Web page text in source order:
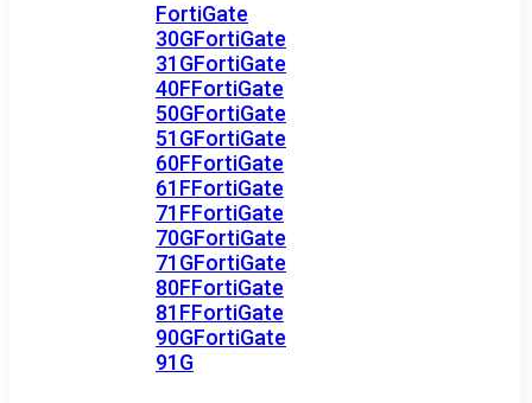
FortiGate
30GFortiGate
31GFortiGate
40FFortiGate
50GFortiGate
51GFortiGate
60FFortiGate
61FFortiGate
71FFortiGate
70GFortiGate
71GFortiGate
80FFortiGate
81FFortiGate
90GFortiGate
91G